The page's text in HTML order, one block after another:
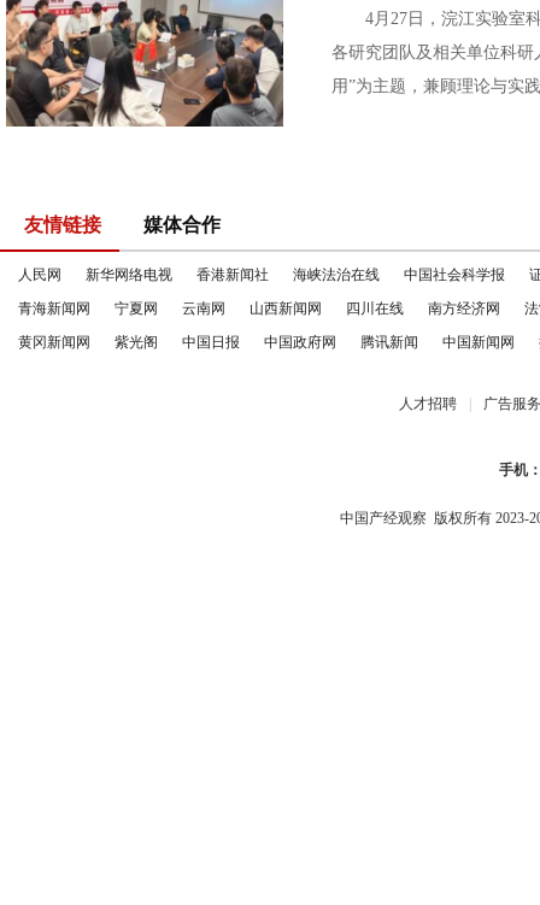
4月27日，浣江实验室科
各研究团队及相关单位科
用”为主题，兼顾理论与实
友情链接 媒体合作
人民网 新华网络电视 香港新闻社 海峡法治在线 中国社会科学报
青海新闻网
宁夏网 云南网 山西新闻网 四川在线 南方经济网
黄冈新闻网
紫光阁 中国日报 中国政府网 腾讯新闻 中国新闻网
人才招聘 广告服务
手机
中国产经观察 版权所有 2023-